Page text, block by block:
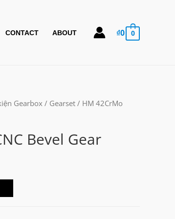
CONTACT ABOUT ₫0 0
Gearbox / Gearset / HM 42CrMo
Bevel Gear